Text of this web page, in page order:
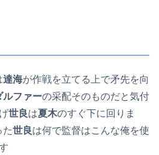
達海が作戦を立てる上で矛先を向
ルファーの采配そのものだと気付
世良は夏木のすぐ下に回りま
た世良は何で監督はこんな俺を使